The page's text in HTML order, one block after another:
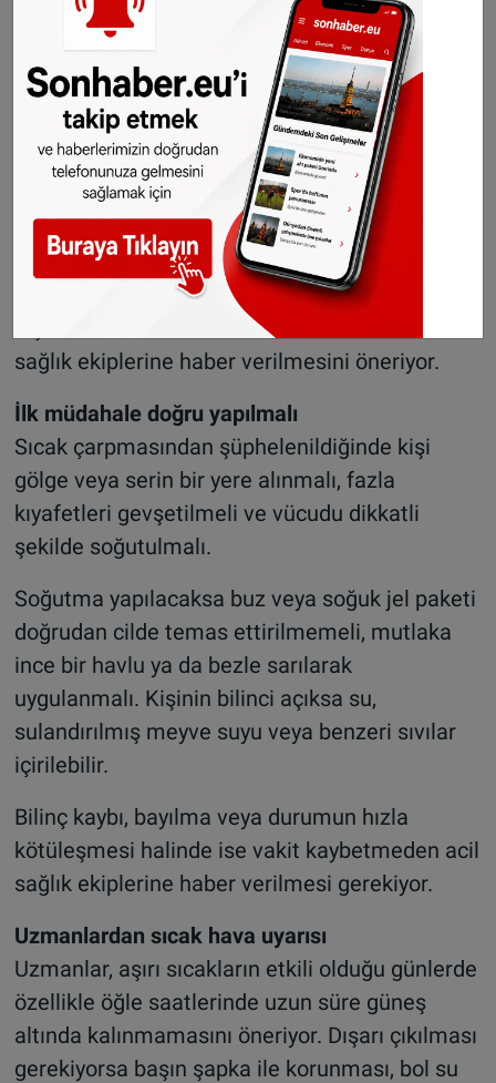
Şiddetli baş ağrısı
Baş dönmesi
Durum ilerledikçe şu belirtiler görülebiliyor:
Mide bulantısı
Kusma
Bilinç bulanıklığı
Bayılma
Uzmanlar, bu belirtilerin görülmesi halinde
kişinin derhal serin bir ortama alınmasını ve
sağlık ekiplerine haber verilmesini öneriyor.
İlk müdahale doğru yapılmalı
Sıcak çarpmasından şüphelenildiğinde kişi
gölge veya serin bir yere alınmalı, fazla
kıyafetleri gevşetilmeli ve vücudu dikkatli
şekilde soğutulmalı.
Soğutma yapılacaksa buz veya soğuk jel paketi
doğrudan cilde temas ettirilmemeli, mutlaka
ince bir havlu ya da bezle sarılarak
uygulanmalı. Kişinin bilinci açıksa su,
sulandırılmış meyve suyu veya benzeri sıvılar
içirilebilir.
Bilinç kaybı, bayılma veya durumun hızla
kötüleşmesi halinde ise vakit kaybetmeden acil
sağlık ekiplerine haber verilmesi gerekiyor.
Uzmanlardan sıcak hava uyarısı
Uzmanlar, aşırı sıcakların etkili olduğu günlerde
özellikle öğle saatlerinde uzun süre güneş
altında kalınmamasını öneriyor. Dışarı çıkılması
gerekiyorsa başın şapka ile korunması, bol su